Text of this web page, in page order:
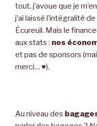
tout, j’avoue que je
j’ai laissé l’intégralité
Écureuil. Mais le
aux stats : nos
et pas de sponsors
merci… ♥).
Au niveau des